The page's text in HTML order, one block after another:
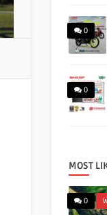
0
0
MOST
0